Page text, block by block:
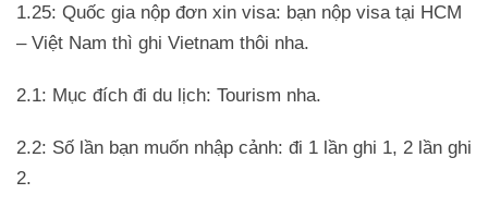
1.25: Quốc gia nộp đơn xin visa: bạn nộp visa tại HCM
– Việt Nam thì ghi Vietnam thôi nha.
2.1: Mục đích đi du lịch: Tourism nha.
2.2: Số lần bạn muốn nhập cảnh: đi 1 lần ghi 1, 2 lần ghi
2.